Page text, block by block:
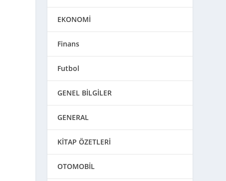
EKONOMİ
Finans
Futbol
GENEL BİLGİLER
GENERAL
KİTAP ÖZETLERİ
OTOMOBİL